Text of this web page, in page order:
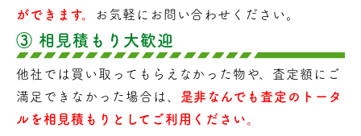
ができます。
お気軽にお問い合わせください。
③ 相見積もり大歓迎
他社では買い取ってもらえなかった物や、査定額にご
満足できなかった場合は、 是非なんでも査定のトータ
ルを相見積もりとしてご利用ください。